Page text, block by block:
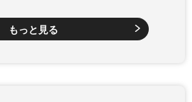
もっと見る